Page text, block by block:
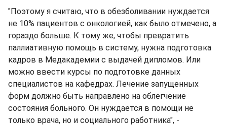
"Поэтому я считаю, что в обезболивании нуждается
не 10% пациентов с онкологией, как было отмечено, а
гораздо больше. К тому же, чтобы превратить
паллиативную помощь в систему, нужна подготовка
кадров в Медакадемии с выдачей дипломов. Или
можно ввести курсы по подготовке данных
специалистов на кафедрах. Лечение запущенных
форм должно быть направлено на облегчение
состояния больного. Он нуждается в помощи не
только врача, но и социального работника", -